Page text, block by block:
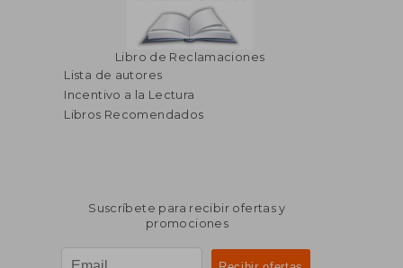
Libro de Reclamaciones
Lista de autores
Incentivo a la Lectura
Libros Recomendados
Suscríbete para recibir ofertas y
promociones